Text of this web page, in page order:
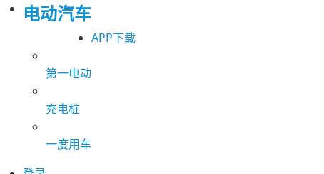
电动汽车
APP下载
第一电动
充电桩
一度用车